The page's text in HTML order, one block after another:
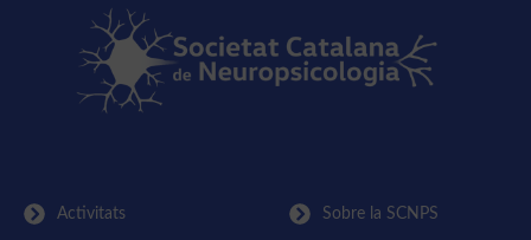
Activitats Sobre la SCNPS